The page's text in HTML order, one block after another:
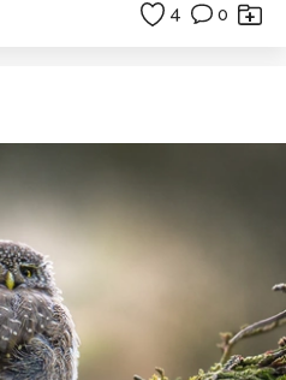
4 0